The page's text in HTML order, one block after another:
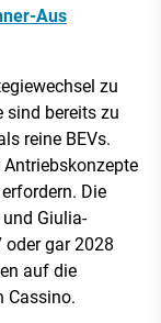
Aus
zu
sind bereits zu
reine BEVs.
Die
Giulia-
gar 2028
auf die
Cassino.